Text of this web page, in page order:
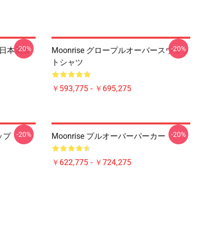
本風景
-20%
Moonrise グロープルオーバースウェッ
トシャツ
￥593,775 - ￥695,275
-20%
プ -20% Moonrise プルオーバーパーカー
￥622,775 - ￥724,275
-20%